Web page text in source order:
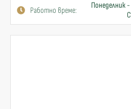
Работно време:
Понеделник